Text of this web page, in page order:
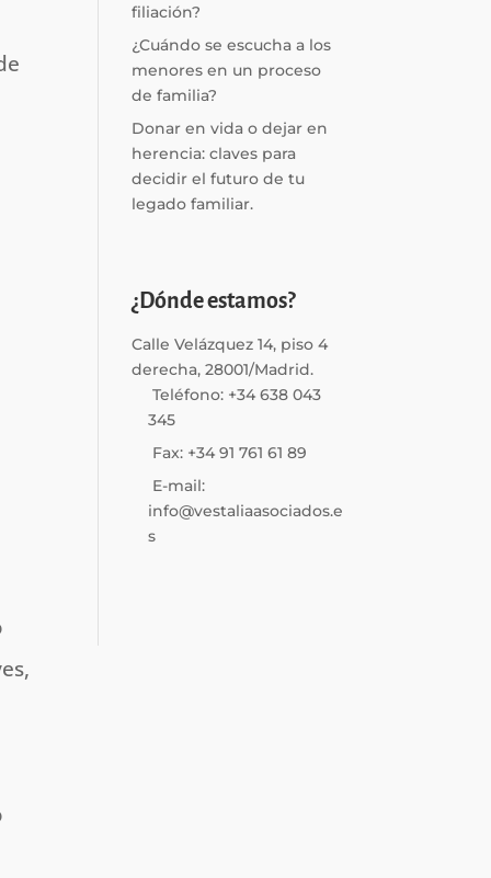
filiación?
¿Cuándo se escucha a los
menores en un proceso
de familia?
Donar en vida o dejar en
herencia: claves para
decidir el futuro de tu
legado familiar.
¿Dónde estamos?
Calle Velázquez 14, piso 4
derecha, 28001/Madrid.
Teléfono: +34 638 043
345
Fax: +34 91 761 61 89
E-mail:
info@vestaliaasociados.e
s